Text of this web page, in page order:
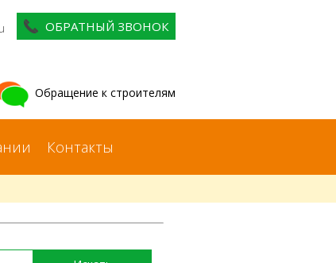
ОБРАТНЫЙ ЗВОНОК
Обращение к строителям
Контакты